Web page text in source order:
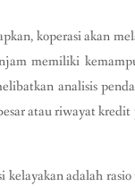
koperasi akan
memiliki
analisis
atau riwayat
adalah